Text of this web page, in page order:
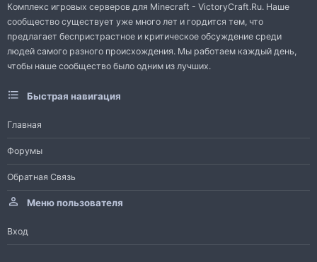
Комплекс игровых серверов для Minecraft - VictoryCraft.Ru. Наше
сообщество существует уже много лет и гордится тем, что
предлагает беспристрастное и критическое обсуждение среди
людей самого разного происхождения. Мы работаем каждый день,
чтобы наше сообщество было одним из лучших.
Быстрая навигация
Главная
Форумы
Обратная Связь
Меню пользователя
Вход